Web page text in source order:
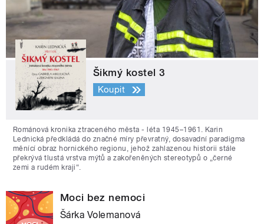
Šikmý kostel 3
Koupit
Románová kronika ztraceného města - léta 1945–1961. Karin
Lednická předkládá do značné míry převratný, dosavadní paradigma
měnící obraz hornického regionu, jehož zahlazenou historii stále
překrývá tlustá vrstva mýtů a zakořeněných stereotypů o „černé
zemi a rudém kraji“.
Moci bez nemoci
Šárka Volemanová